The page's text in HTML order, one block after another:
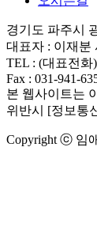
경기도 파주시
대표자 : 이재분
TEL : (대표전화)
Fax : 031-941-
본 웹사이트는
위반시 [정보통
Copyright ⓒ 임